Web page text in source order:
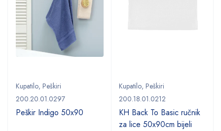
Kupatilo, Peškiri
200.20.01.0297
Peškir Indigo 50x90
Kupatilo, Peškiri
200.18.01.0212
KH Back To Basic ručnik
za lice 50x90cm bijeli